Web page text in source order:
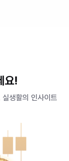
요!
생활의 인사이트